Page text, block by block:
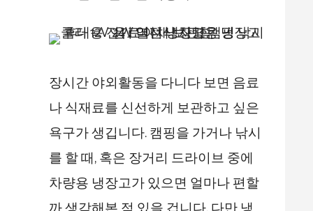
장시간 야외활동을 다니다 보면 음료
나 식재료를 신선하게 보관하고 싶은
욕구가 생깁니다. 캠핑을 가거나 낚시
를 할 때, 혹은 장거리 드라이브 중에
차량용 냉장고가 있으면 얼마나 편할